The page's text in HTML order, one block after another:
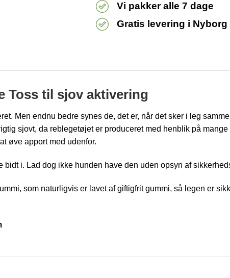
Vi pakker alle 7 dage
Gratis levering i Nyborg
Toss til sjov aktivering
Men endnu bedre synes de, det er, når det sker i leg
sjovt, da reblegetøjet er produceret med henblik på
øve apport med udenfor.
bidt i. Lad dog ikke hunden have den uden opsyn af
som naturligvis er lavet af giftigfrit gummi, så legen er